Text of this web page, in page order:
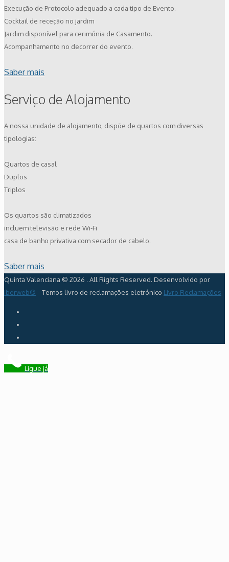
Execução de Protocolo adequado a cada tipo de Evento.
Cocktail de receção no jardim
Jardim disponível para cerimónia de Casamento.
Acompanhamento no decorrer do evento.
Saber mais
Serviço de Alojamento
A nossa unidade de alojamento, dispõe de quartos com diversas
tipologias:
Quartos de casal
Duplos
Triplos
Os quartos são climatizados
incluem televisão e rede Wi-Fi
casa de banho privativa com secador de cabelo.
Saber mais
Quinta Valenciana © 2026 . All Rights Reserved. Desenvolvido por
Iberweb® Temos livro de reclamações eletrónico Livro Reclamações
Ligue já